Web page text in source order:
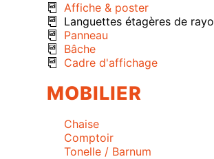
Affiche & poster
Languettes étagères de
Panneau
Bâche
Cadre d'affichage
MOBILIER
Chaise
Comptoir
Tonelle / Barnum